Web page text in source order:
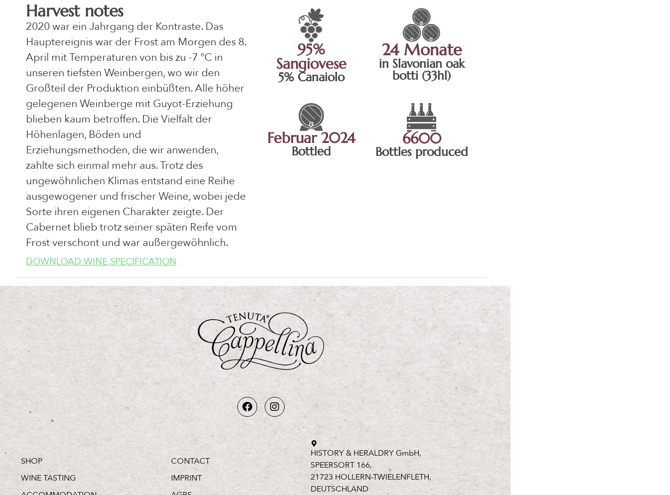
Harvest notes
2020 war ein Jahrgang der Kontraste. Das
Hauptereignis war der Frost am Morgen des 8.
April mit Temperaturen von bis zu -7 °C in
unseren tiefsten Weinbergen, wo wir den
Großteil der Produktion einbüßten. Alle höher
gelegenen Weinberge mit Guyot-Erziehung
blieben kaum betroffen. Die Vielfalt der
Höhenlagen, Böden und
Erziehungsmethoden, die wir anwenden,
zahlte sich einmal mehr aus. Trotz des
ungewöhnlichen Klimas entstand eine Reihe
ausgewogener und frischer Weine, wobei jede
Sorte ihren eigenen Charakter zeigte. Der
Cabernet blieb trotz seiner späten Reife vom
Frost verschont und war außergewöhnlich.
DOWNLOAD WINE SPECIFICATION
95%
Sangiovese
5% Canaiolo
24 Monate
in Slavonian oak
botti (33hl)
Februar 2024
Bottled
6600
Bottles produced
SHOP
WINE TASTING
CONTACT
IMPRINT
HISTORY & HERALDRY GmbH,
SPEERSORT 166,
21723 HOLLERN-TWIELENFLETH,
DEUTSCHLAND